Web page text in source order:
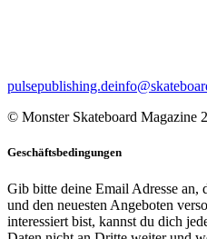
pulsepublishing.de
© Monster Skateboard Magazine
Geschäftsbedingungen
Gib bitte deine Email Adresse
und den neuesten Angeboten
interessiert bist, kannst du dich